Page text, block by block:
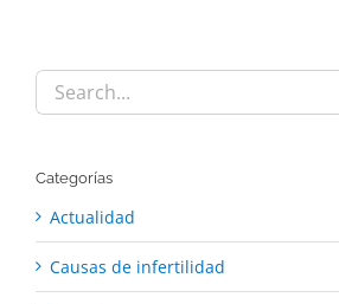
Search
for:
Categorías
Actualidad
Causas de infertilidad